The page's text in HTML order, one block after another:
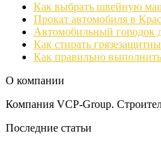
Как выбрать швейную
Прокат автомобиля в
Автомобильный городок
Как стирать
Как правильно выполнить
О компании
Компания VCP-Group.
Последние статьи